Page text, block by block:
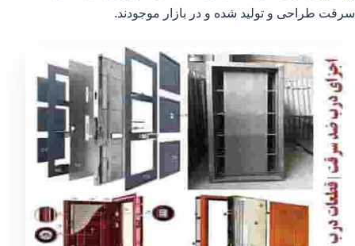
سرقت طراحی و تولید شده و در بازار موجودند.